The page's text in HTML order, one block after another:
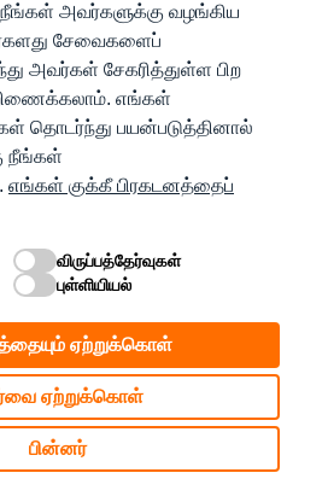
அவர்களுக்கு வழங்கிய
சேவைகளைப்
அவர்கள் சேகரித்துள்ள பிற
எங்கள்
தொடர்ந்து பயன்படுத்தினால்
நீங்கள்
எங்கள் குக்கீ பிரகடனத்தைப்
விருப்பத்தேர்வுகள்
புள்ளியியல்
ஏற்றுக்கொள்
ஏற்றுக்கொள்
பின்னர்
மூலம் உள்நுழைக
மூலம் உள்நுழை
இல்லையா?